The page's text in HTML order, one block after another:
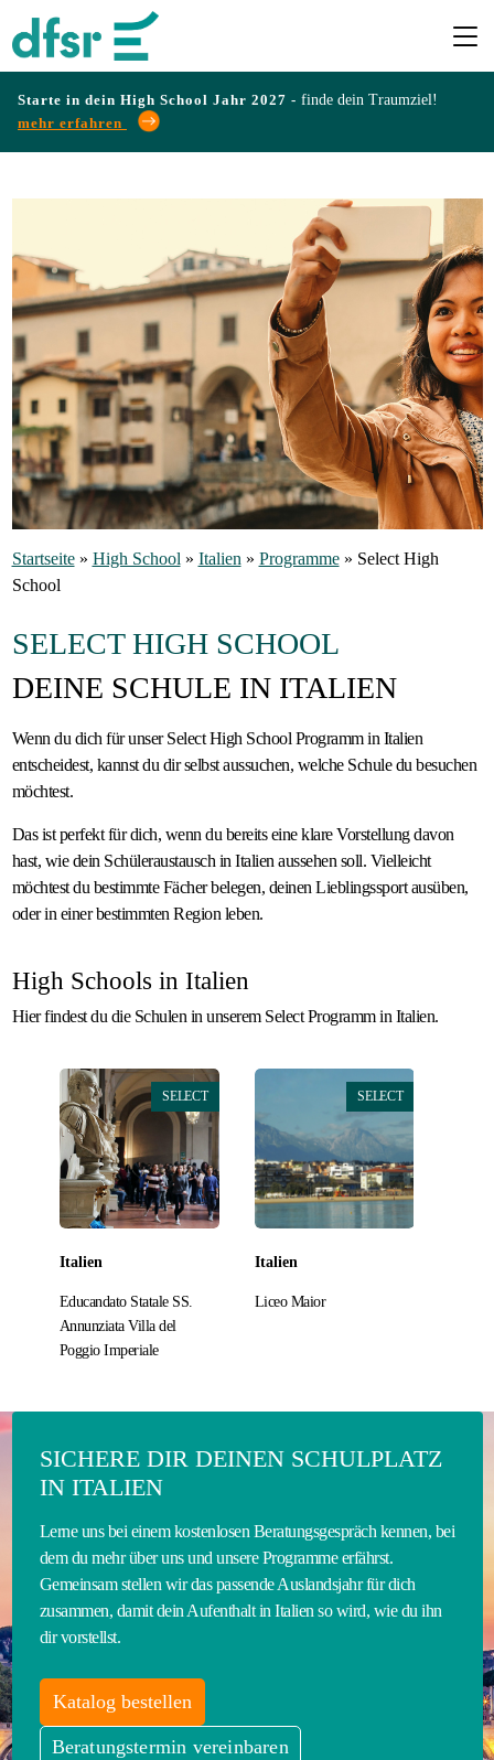
Starte in dein High School Jahr 2027 - finde dein Traumziel!
mehr erfahren
Infos
Erfahrungen
Preise
Gastfamilie
werden
Startseite» High School» Italien» Programme» Select High
School
SELECT HIGH SCHOOL
DEINE SCHULE IN ITALIEN
Wenn du dich für unser Select High School Programm in Italien
entscheidest, kannst du dir selbst aussuchen, welche Schule du besuchen
möchtest.
Das ist perfekt für dich, wenn du bereits eine klare Vorstellung davon
hast, wie dein Schüleraustausch in Italien aussehen soll. Vielleicht
möchtest du bestimmte Fächer belegen, deinen Lieblingssport ausüben,
oder in einer bestimmten Region leben.
High Schools in Italien
Hier findest du die Schulen in unserem Select Programm in Italien.
SELECT
Italien
Educandato Statale SS.
Annunziata Villa del
Poggio Imperiale
SELECT
Italien
Liceo Maior
SICHERE DIR DEINEN SCHULPLATZ
IN ITALIEN
Lerne uns bei einem kostenlosen Beratungsgespräch kennen, bei
dem du mehr über uns und unsere Programme erfährst.
Gemeinsam stellen wir das passende Auslandsjahr für dich
zusammen, damit dein Aufenthalt in Italien so wird, wie du ihn
dir vorstellst.
Katalog bestellen
Beratungstermin vereinbaren